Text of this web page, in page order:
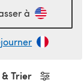
à
Trier